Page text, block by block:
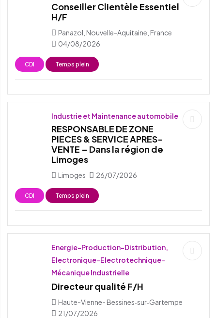
Conseiller Clientèle Essentiel
H/F
Panazol, Nouvelle-Aquitaine, France
04/08/2026
CDI Temps plein
Industrie et Maintenance automobile
RESPONSABLE DE ZONE
PIECES & SERVICE APRES-
VENTE – Dans la région de
Limoges
Limoges 26/07/2026
CDI Temps plein
Energie-Production-Distribution,
Electronique-Electrotechnique-
Mécanique Industrielle
Directeur qualité F/H
Haute-Vienne- Bessines‑sur‑Gartempe
21/07/2026